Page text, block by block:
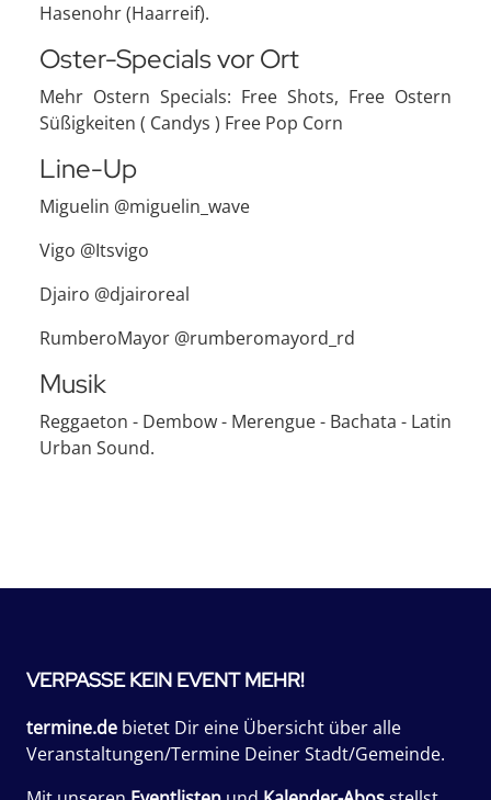
Hasenohr (Haarreif).
Oster-Specials vor Ort
Mehr Ostern Specials: Free Shots, Free Ostern
Süßigkeiten ( Candys ) Free Pop Corn
Line-Up
Miguelin @miguelin_wave
Vigo @Itsvigo
Djairo @djairoreal
RumberoMayor @rumberomayord_rd
Musik
Reggaeton - Dembow - Merengue - Bachata - Latin
Urban Sound.
VERPASSE KEIN EVENT MEHR!
termine.de bietet Dir eine Übersicht über alle
Veranstaltungen/Termine Deiner Stadt/Gemeinde.